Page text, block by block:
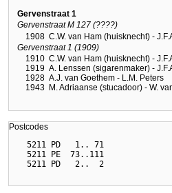
Gervenstraat 1
Gervenstraat M 127 (????)
1908 C.W. van Ham (huisknecht) -
Gervenstraat 1 (1909)
1910 C.W. van Ham (huisknecht) -
1919 A. Lenssen (sigarenmaker) -
1928 A.J. van Goethem - L.M. Peters
1943 M. Adriaanse (stucadoor) - W.
Postcodes
  5211 PD   1.. 71
  5211 PE  73..111